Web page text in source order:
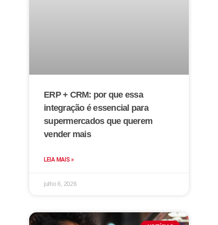
ERP + CRM: por que essa
integração é essencial para
supermercados que querem
vender mais
LEIA MAIS »
julho 6, 2026